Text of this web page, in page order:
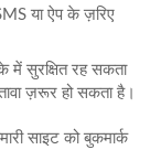
या ऐप के ज़रिए
सुरक्षित रह सकता
ज़रूर हो सकता है।
साइट को बुकमार्क